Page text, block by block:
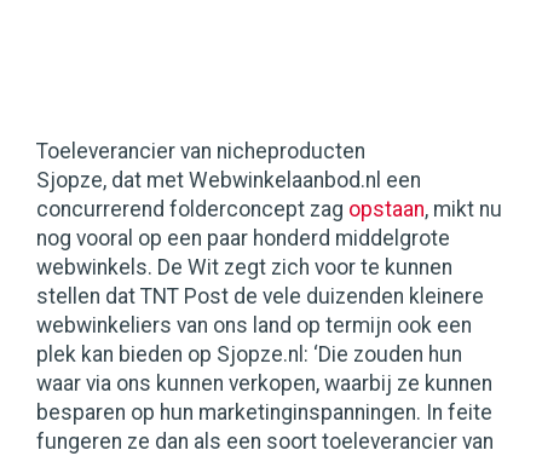
Toeleverancier van nicheproducten
Sjopze, dat met Webwinkelaanbod.nl een
concurrerend folderconcept zag opstaan, mikt nu
nog vooral op een paar honderd middelgrote
webwinkels. De Wit zegt zich voor te kunnen
stellen dat TNT Post de vele duizenden kleinere
webwinkeliers van ons land op termijn ook een
plek kan bieden op Sjopze.nl: ‘Die zouden hun
waar via ons kunnen verkopen, waarbij ze kunnen
besparen op hun marketinginspanningen. In feite
fungeren ze dan als een soort toeleverancier van